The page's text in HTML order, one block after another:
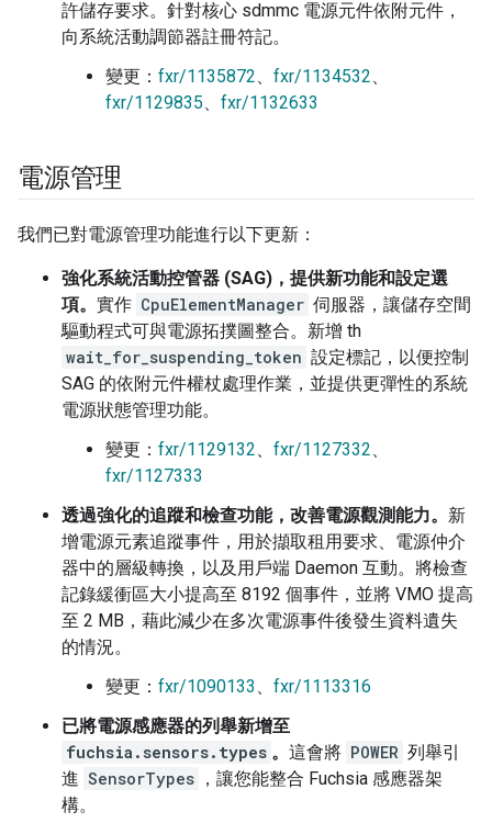
許儲存要求。針對核心 sdmmc 電源元件依附元件，
向系統活動調節器註冊符記。
變更： fxr/1135872、 fxr/1134532、
fxr/1129835、 fxr/1132633
電源管理
我們已對電源管理功能進行以下更新：
強化系統活動控管器 (SAG)，提供新功能和設定選
項。 實作 CpuElementManager 伺服器，讓儲存空間
驅動程式可與電源拓撲圖整合。新增 th
wait_for_suspending_token 設定標記，以便控制
SAG 的依附元件權杖處理作業，並提供更彈性的系統
電源狀態管理功能。
變更： fxr/1129132、 fxr/1127332、
fxr/1127333
透過強化的追蹤和檢查功能，改善電源觀測能力。 新
增電源元素追蹤事件，用於擷取租用要求、電源仲介
器中的層級轉換，以及用戶端 Daemon 互動。將檢查
記錄緩衝區大小提高至 8192 個事件，並將 VMO 提高
至 2 MB，藉此減少在多次電源事件後發生資料遺失
的情況。
變更： fxr/1090133 、 fxr/1113316
已將電源感應器的列舉新增至
fuchsia.sensors.types 。 這會將 POWER 列舉引
進 SensorTypes ，讓您能整合 Fuchsia 感應器架
構。